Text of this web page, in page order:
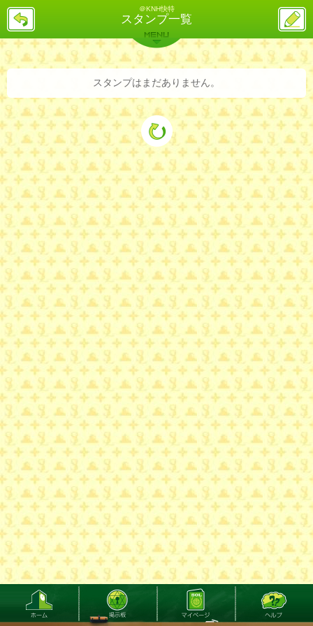
＠KNH快特
スタンプ一覧
戻
ス
投
稿
バックナンバー 詳細検索 ランキング
MENU
スタンプはまだありません。